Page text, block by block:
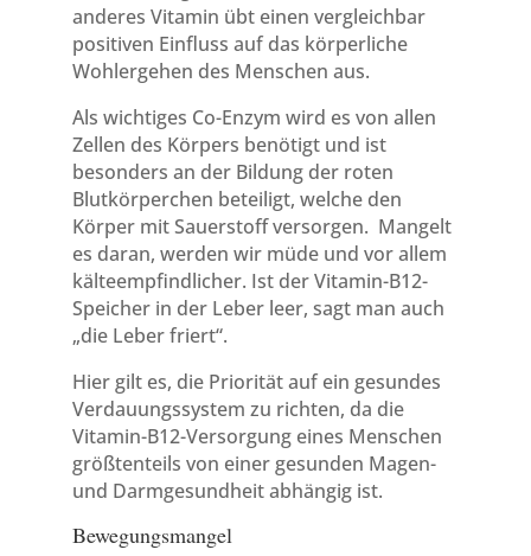
anderes Vitamin übt einen vergleichbar
positiven Einfluss auf das körperliche
Wohlergehen des Menschen aus.
Als wichtiges Co-Enzym wird es von allen
Zellen des Körpers benötigt und ist
besonders an der Bildung der roten
Blutkörperchen beteiligt, welche den
Körper mit Sauerstoff versorgen. Mangelt
es daran, werden wir müde und vor allem
kälteempfindlicher. Ist der Vitamin-B12-
Speicher in der Leber leer, sagt man auch
„die Leber friert“.
Hier gilt es, die Priorität auf ein gesundes
Verdauungssystem zu richten, da die
Vitamin-B12-Versorgung eines Menschen
größtenteils von einer gesunden Magen-
und Darmgesundheit abhängig ist.
Bewegungsmangel